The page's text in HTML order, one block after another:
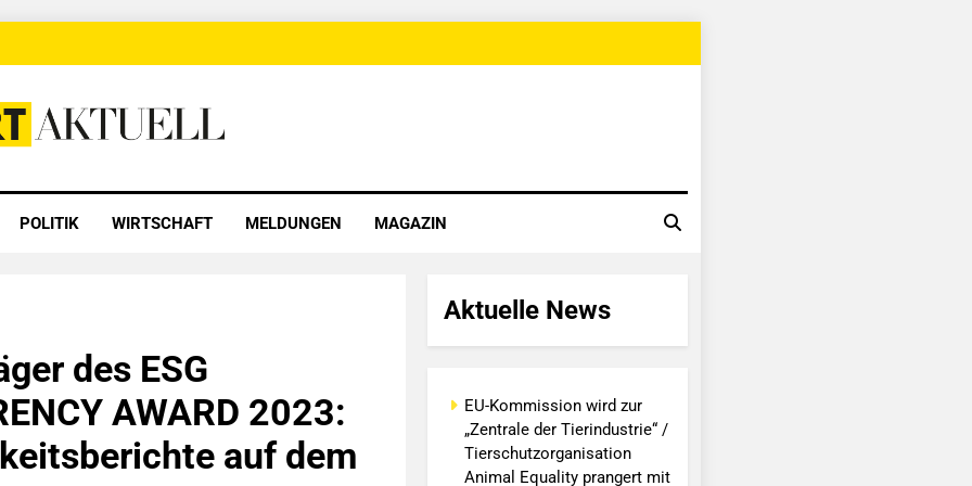
POLITIK WIRTSCHAFT MELDUNGEN MAGAZIN
des ESG
AWARD 2023:
auf dem
Aktuelle News
EU-Kommission wird zur
„Zentrale der Tierindustrie“ /
Tierschutzorganisation
Animal Equality prangert mit